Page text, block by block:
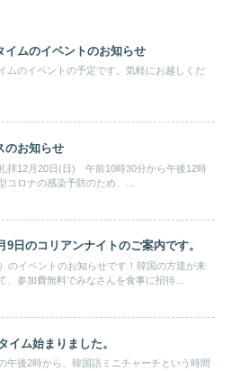
イムのイベントのお知らせ
ムのイベントの予定です。気軽にお越しくだ
のお知らせ
拝12月20日(日) 午前10時30分から午後12時
コロナの感染予防のため、...
9日のコリアンナイトのご案内です。
のイベントのお知らせです！韓国の方達が来
、参加費無料でみなさんを食事に招待...
イム始まりました。
午後2時から、韓国語ミニチャーチという時間